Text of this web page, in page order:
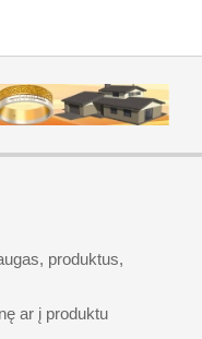
produktus,
ar į produktu